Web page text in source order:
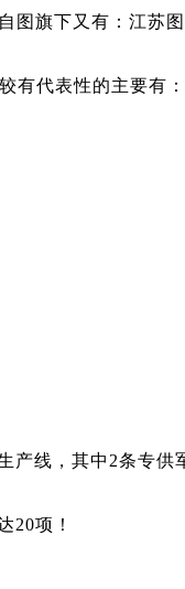
图旗下又有：江苏
有代表性的主要有：
线，其中2条专
20项！